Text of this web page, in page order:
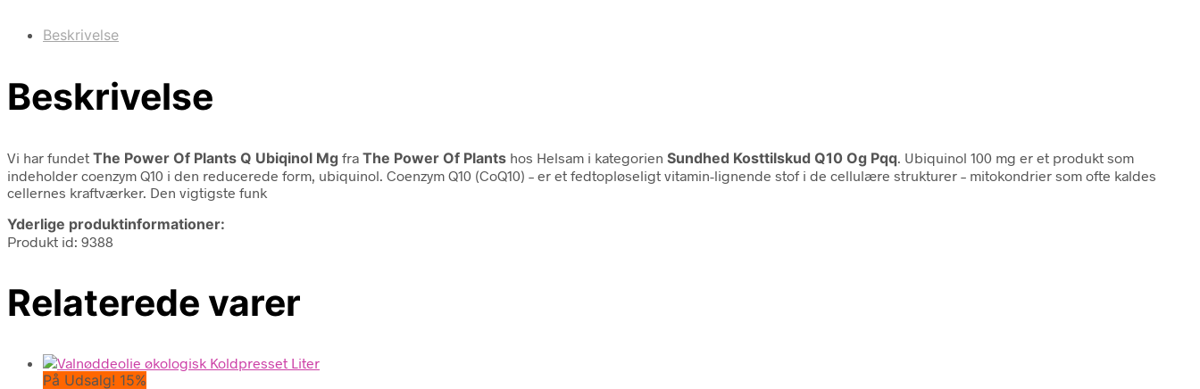
Beskrivelse
Beskrivelse
Vi har fundet The Power Of Plants Q Ubiqinol Mg fra The Power Of Plants hos Helsam i kategorien Sundhed Kosttilskud Q10 Og Pqq . Ubiquinol 100 mg er et produkt som
indeholder coenzym Q10 i den reducerede form, ubiquinol. Coenzym Q10 (CoQ10) – er et fedtopløseligt vitamin-lignende stof i de cellulære strukturer – mitokondrier som ofte kaldes
cellernes kraftværker. Den vigtigste funk
Yderlige produktinformationer:
Produkt id: 9388
Relaterede varer
På Udsalg! 15%